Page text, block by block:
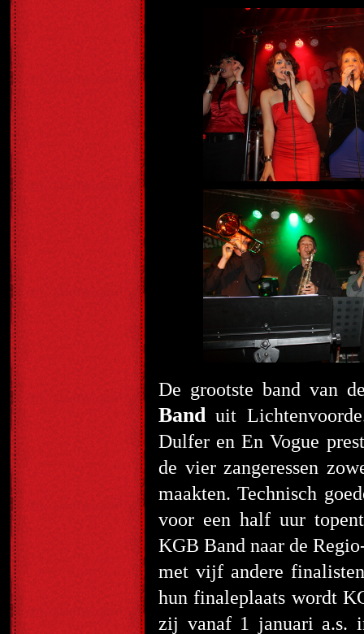
De grootste band van
Band uit
Dulfer en En Vogue
de vier zangeressen
maakten. Technisch
voor een half uur
KGB Band naar de
met vijf andere
hun finaleplaats wordt
zij vanaf 1 januari a.s.